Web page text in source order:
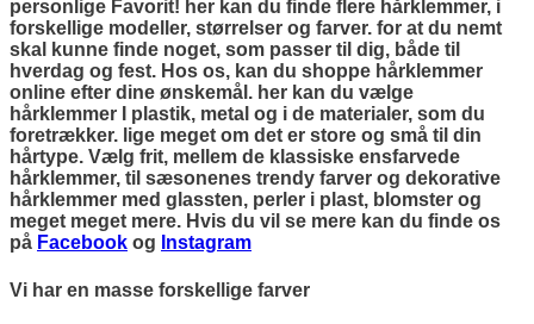
personlige Favorit! her kan du finde flere hårklemmer, i
forskellige modeller, størrelser og farver. for at du nemt
skal kunne finde noget, som passer til dig, både til
hverdag og fest. Hos os, kan du shoppe hårklemmer
online efter dine ønskemål. her kan du vælge
hårklemmer I plastik, metal og i de materialer, som du
foretrækker. lige meget om det er store og små til din
hårtype. Vælg frit, mellem de klassiske ensfarvede
hårklemmer, til sæsonenes trendy farver og dekorative
hårklemmer med glassten, perler i plast, blomster og
meget meget mere. Hvis du vil se mere kan du finde os
på Facebook og Instagram
Vi har en masse forskellige farver